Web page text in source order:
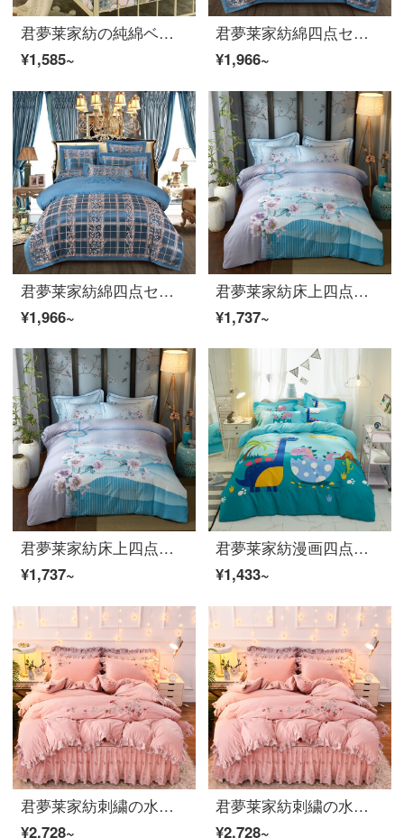
君夢莱家紡の純綿ベッドの上に4つのセットの綿があります。簡潔で清新な春と秋のペアが1.5/1.8メートルのベッドの大版の花シーツカバーの布団布団セットのベッドセットの世界1.5-1.8メートルのベッドは布団セットの200*230を適用します。
¥1,585~
君夢莱家紡綿四点セット欧風の綿サテンのジャカード寝具レースレースの結婚式純綿布団カバー布団カバーダブルベッドセット英倫スタイル1.5 mベッド四点セット布団セット200*230
¥1,966~
君夢莱家紡綿四点セット欧風の綿サテンのジャカード寝具レースレースの結婚式純綿布団カバー布団カバーダブルベッドセット英倫スタイル1.5 mベッド四点セット布団セット200*230
¥1,966~
君夢莱家紡床上四点セットの純綿新中国式シーツの全綿布団カバーの大版花中国風四四四点セットの玉簾2.0メートルベッドは布団カバー220*240に適用されます。
¥1,737~
君夢莱家紡床上四点セットの純綿新中国式シーツの全綿布団カバーの大版花中国風四四四点セットの玉簾2.0メートルベッドは布団カバー220*240に適用されます。
¥1,737~
君夢莱家紡漫画四点セット子供恐竜純綿布団カバー男の子上下布団カバー三点セット1.2 mベッドシーツ新入生記1.2 mベッド三点セット160*210
¥1,433~
君夢莱家紡刺繍の水晶の絨毯のスカートの4つのセットのベッドの上の用品は厚い保温して綿のベッドカバーの両面のサンゴの絨毯の布団カバーの冬季の墨の汐-ピンクの1.5メートルのベッドは4つのセットの布団カバーの200*230を適用します。
¥2,728~
君夢莱家紡刺繍の水晶の絨毯のスカートの4つのセットのベッドの上の用品は厚い保温して綿のベッドカバーの両面のサンゴの絨毯の布団カバーの冬季の墨の汐-ピンクの1.5メートルのベッドは4つのセットの布団カバーの200*230を適用します。
¥2,728~